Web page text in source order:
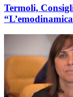
Termoli,